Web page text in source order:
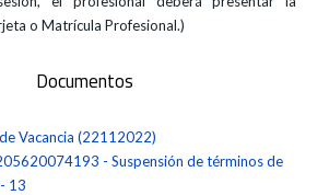
o Matrícula Profesional.)
Documentos
Vacancia (22112022)
- Suspensión de términos de
13